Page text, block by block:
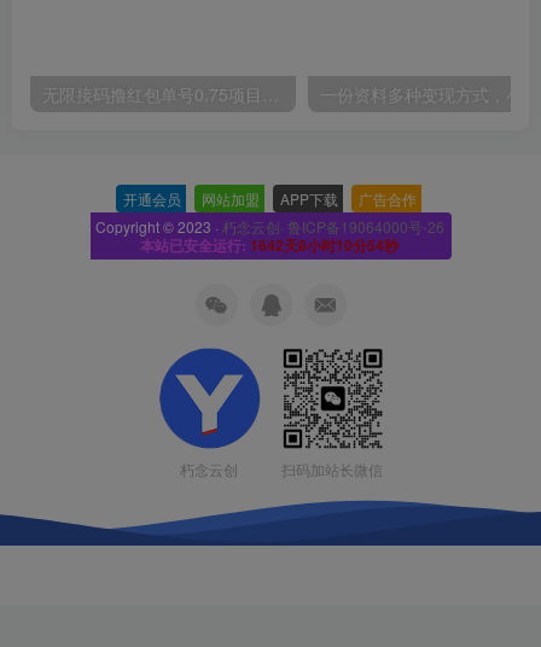
无限接码撸红包单号0.75项目无偿分享给你【揭秘】
开通会员 网站加盟 APP下载 广告合作
Copyright © 2023 · 朽念云创· 鲁ICP备19064000号-26
本站已安全运行: 1642天8小时10分55秒
朽念云创 扫码加站长微信